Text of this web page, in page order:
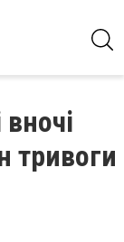
тривоги